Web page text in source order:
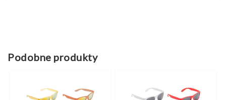
Podobne produkty